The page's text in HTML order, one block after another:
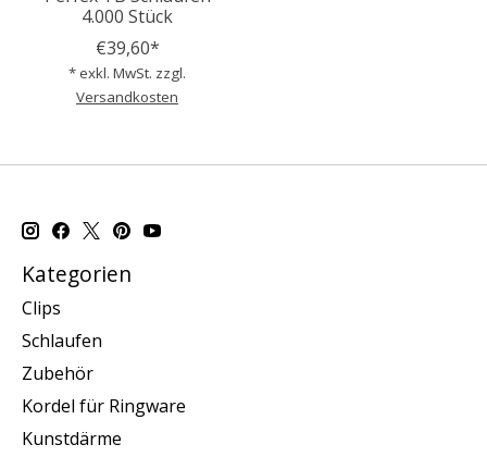
4.000 Stück
€39,60*
* exkl. MwSt. zzgl.
Versandkosten
Kategorien
Clips
Schlaufen
Zubehör
Kordel für Ringware
Kunstdärme